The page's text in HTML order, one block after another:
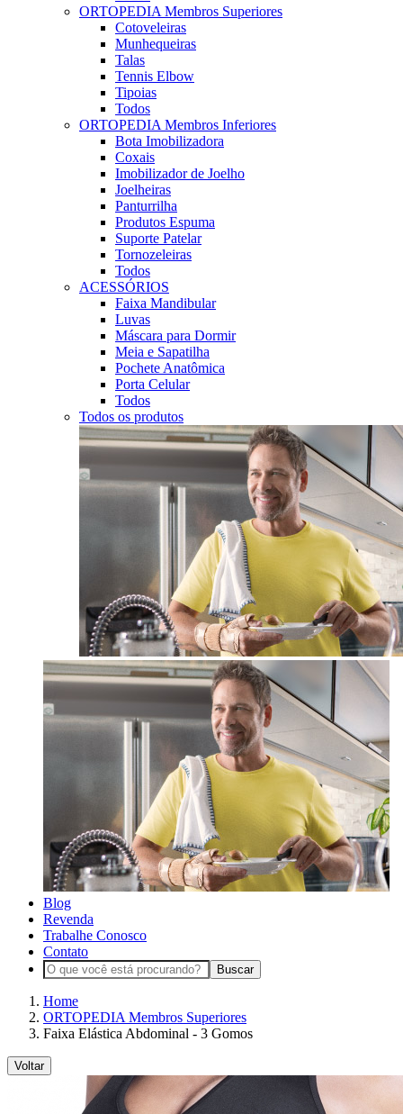
ORTOPEDIA Membros Superiores
Cotoveleiras
Munhequeiras
Talas
Tennis Elbow
Tipoias
Todos
ORTOPEDIA Membros Inferiores
Bota Imobilizadora
Coxais
Imobilizador de Joelho
Joelheiras
Panturrilha
Produtos Espuma
Suporte Patelar
Tornozeleiras
Todos
ACESSÓRIOS
Faixa Mandibular
Luvas
Máscara para Dormir
Meia e Sapatilha
Pochete Anatômica
Porta Celular
Todos
Todos os produtos
Blog
Revenda
Trabalhe Conosco
Contato
Buscar
Home
ORTOPEDIA Membros Superiores
Faixa Elástica Abdominal - 3 Gomos
Voltar